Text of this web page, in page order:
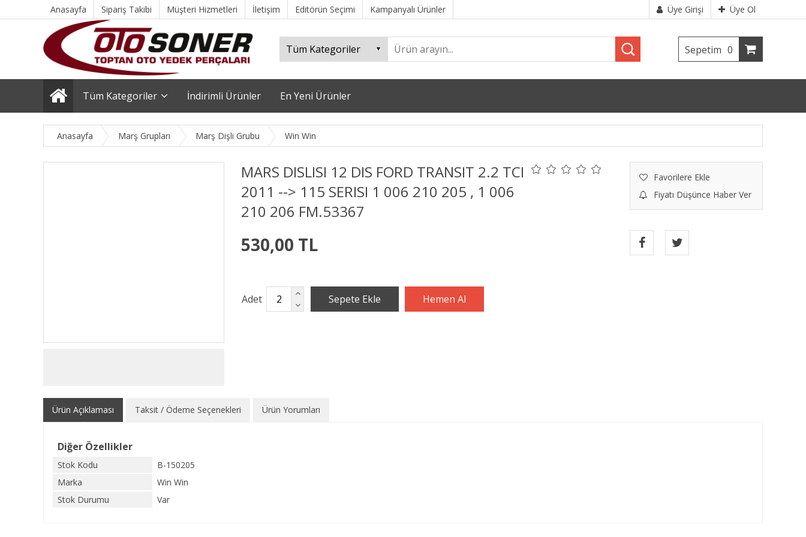
Anasayfa Sipariş Takibi Müşteri Hizmetleri İletişim Editörün Seçimi Kampanyalı Ürünler Üye Girişi Üye Ol
Sepetim 0
Tüm Kategoriler İndirimli Ürünler En Yeni Ürünler
Anasayfa Marş Grupları Marş Dişli Grubu Win Win
MARS DISLISI 12 DIS FORD TRANSIT 2.2 TCI
2011 --> 115 SERISI 1 006 210 205 , 1 006
210 206 FM.53367
Favorilere Ekle
Fiyatı Düşünce Haber Ver
530,00 TL
Adet
Ürün Açıklaması Taksit / Ödeme Seçenekleri Ürün Yorumları
Diğer Özellikler
Stok Kodu
B-150205
Marka
Win Win
Stok Durumu
Var